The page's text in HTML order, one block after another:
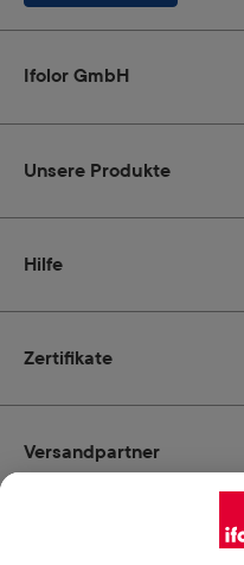
Zertifikate
Ifolor GmbH
Unsere Produkte
Hilfe
Zahlungsmöglichkeiten
Versandpartner